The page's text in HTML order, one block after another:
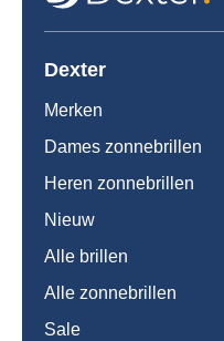
Dexter
Merken
Dames zonnebrillen
Heren zonnebrillen
Nieuw
Alle brillen
Alle zonnebrillen
Sale